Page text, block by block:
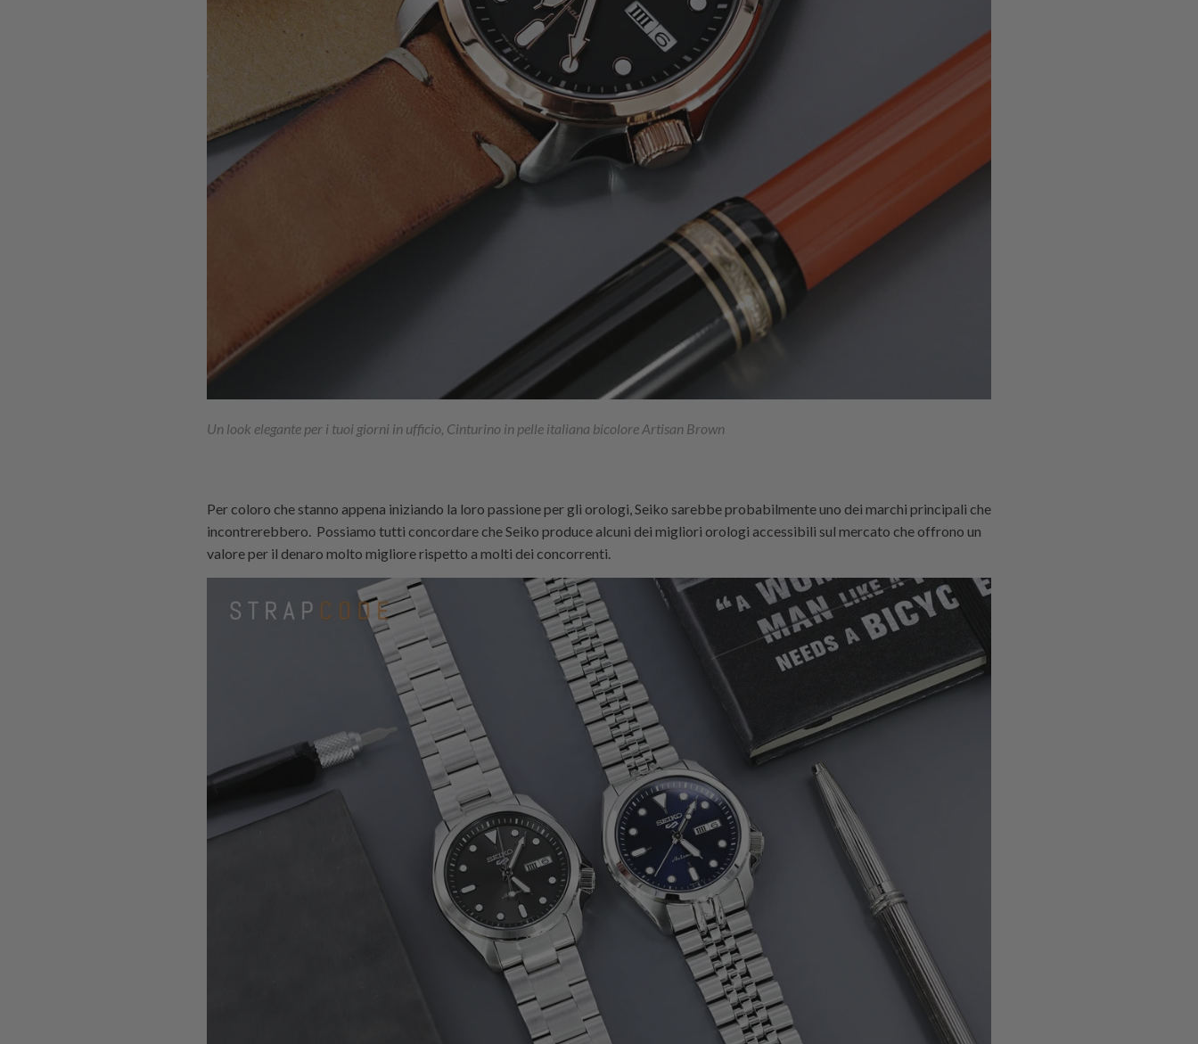
Un look elegante per i tuoi giorni in ufficio, Cinturino in pelle italiana bicolore Artisan Brown
Per coloro che stanno appena iniziando la loro passione per gli orologi, Seiko sarebbe probabilmente uno dei marchi principali che
incontrerebbero. Possiamo tutti concordare che Seiko produce alcuni dei migliori orologi accessibili sul mercato che offrono un
valore per il denaro molto migliore rispetto a molti dei concorrenti.